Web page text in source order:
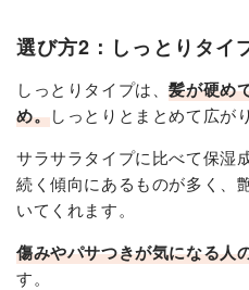
選び方2：しっとりタイ
しっとりタイプは、髪が硬め
め。しっとりとまとめて広が
サラサラタイプに比べて保湿
続く傾向にあるものが多く、
いてくれます。
傷みやパサつきが気になる人
す。